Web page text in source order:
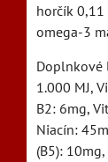
horčík 0,11
omega-3
Doplnkové
1.000 MJ,
B2: 6mg,
Niacín:
(B5):